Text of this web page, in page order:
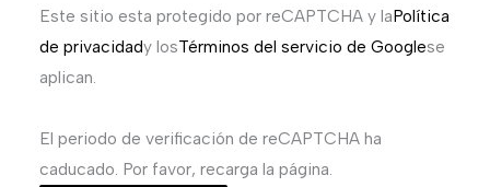
Este sitio esta protegido por reCAPTCHA y laPolítica
de privacidady losTérminos del servicio de Googlese
aplican.
El periodo de verificación de reCAPTCHA ha
caducado. Por favor, recarga la página.